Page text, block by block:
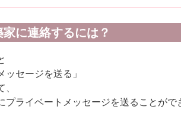
に連絡するには？
ッセージを送る」
プライベートメッセージを送ることがで